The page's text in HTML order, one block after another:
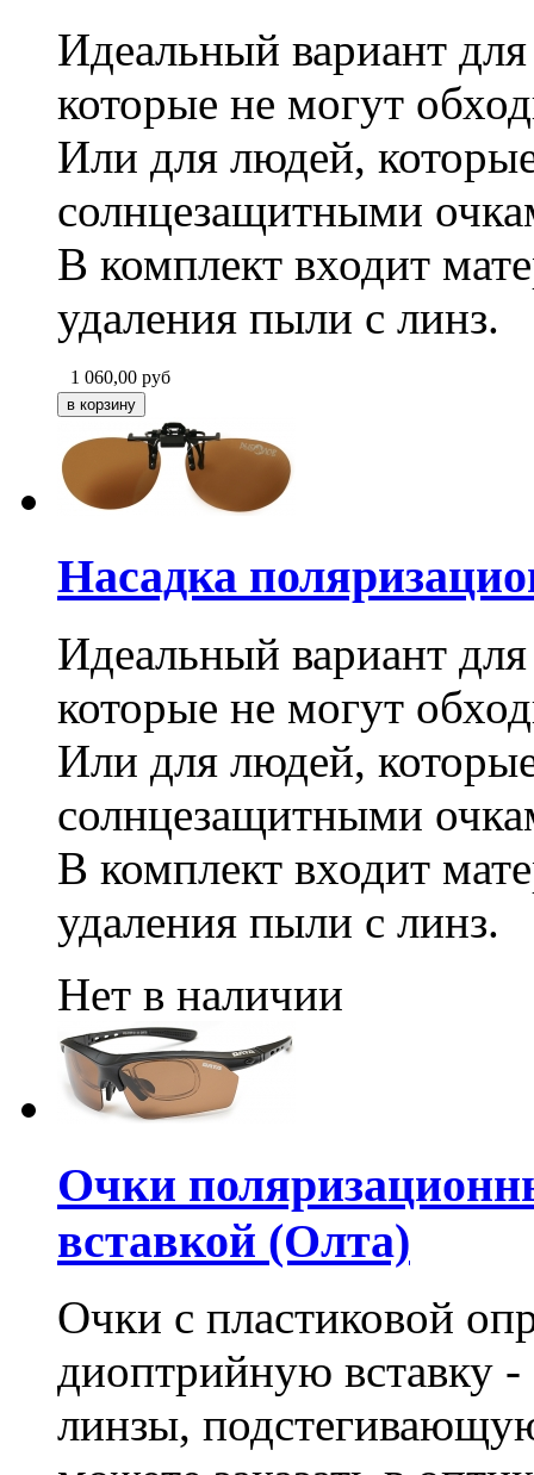
Идеальный вариант
которые не могут
Или для людей, которые
солнцезащитными
В комплект входит
удаления пыли с линз.
1 060,00 руб
Насадка
Идеальный вариант
которые не могут
Или для людей, которые
солнцезащитными
В комплект входит
удаления пыли с линз.
Нет в наличии
Очки
вставкой (Олта)
Очки с пластиковой
диоптрийную вставку
линзы,